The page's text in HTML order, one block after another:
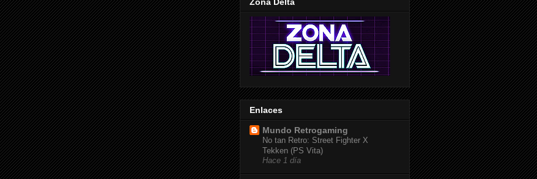
Enlaces
Mundo Retrogaming
No tan Retro: Street Fighter X
Tekken (PS Vita)
Hace 1 día